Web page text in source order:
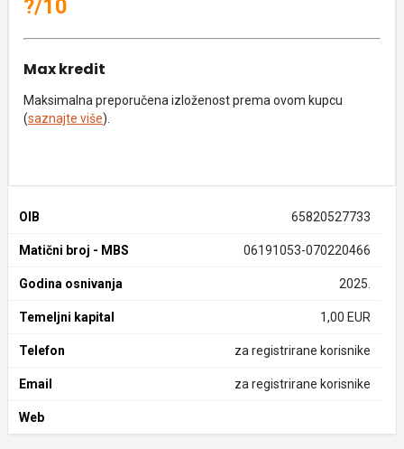
?/10
Max kredit
Maksimalna preporučena izloženost prema ovom kupcu
(saznajte više).
OIB 65820527733
Matični broj - MBS 06191053-070220466
Godina osnivanja 2025.
Temeljni kapital 1,00 EUR
Telefon za registrirane korisnike
Email za registrirane korisnike
Web